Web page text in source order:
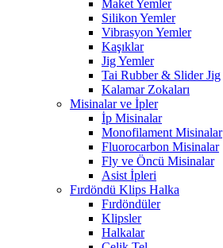
Maket Yemler
Silikon Yemler
Vibrasyon Yemler
Kaşıklar
Jig Yemler
Tai Rubber & Slider Jig
Kalamar Zokaları
Misinalar ve İpler
İp Misinalar
Monofilament Misinalar
Fluorocarbon Misinalar
Fly ve Öncü Misinalar
Asist İpleri
Fırdöndü Klips Halka
Fırdöndüler
Klipsler
Halkalar